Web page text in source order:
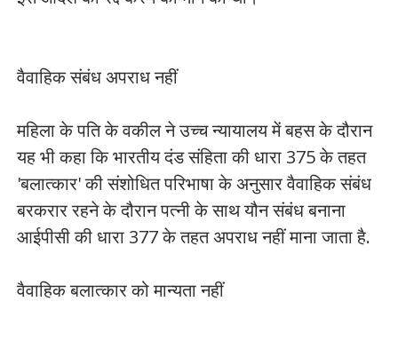
वैवाहिक संबंध अपराध नहीं
महिला के पति के वकील ने उच्च न्यायालय में बहस के दौरान
यह भी कहा कि भारतीय दंड संहिता की धारा 375 के तहत
'बलात्कार' की संशोधित परिभाषा के अनुसार वैवाहिक संबंध
बरकरार रहने के दौरान पत्नी के साथ यौन संबंध बनाना
आईपीसी की धारा 377 के तहत अपराध नहीं माना जाता है.
वैवाहिक बलात्कार को मान्यता नहीं